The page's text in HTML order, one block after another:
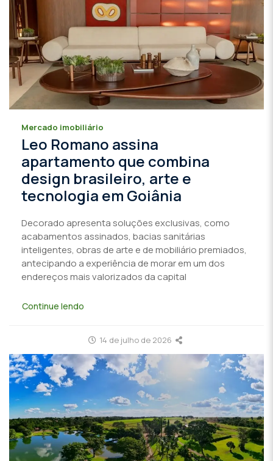
Mercado imobiliário
Leo Romano assina
apartamento que combina
design brasileiro, arte e
tecnologia em Goiânia
Decorado apresenta soluções exclusivas, como
acabamentos assinados, bacias sanitárias
inteligentes, obras de arte e de mobiliário premiados,
antecipando a experiência de morar em um dos
endereços mais valorizados da capital
Continue lendo
14 de julho de 2026